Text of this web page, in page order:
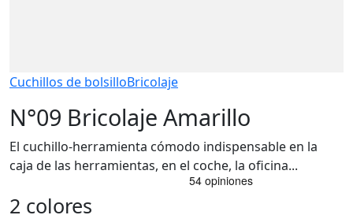
Cuchillos de bolsilloBricolaje
N°09 Bricolaje Amarillo
El cuchillo-herramienta cómodo indispensable en la
caja de las herramientas, en el coche, la oficina...
2 colores